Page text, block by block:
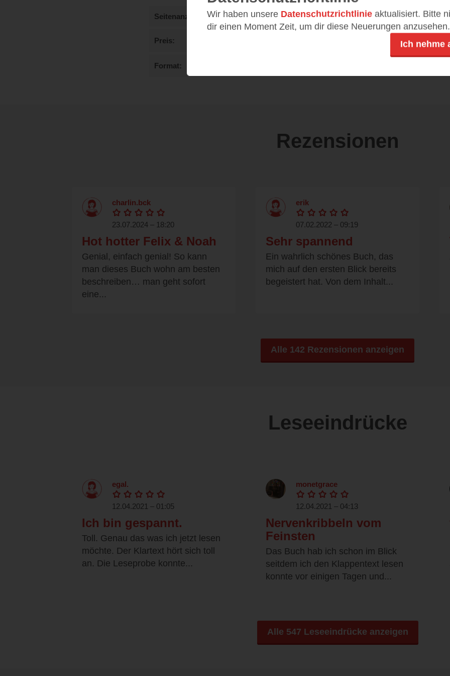
Seitenanzahl
Preis
Format
Rezensionen
charlin.bck
23.07.2024 – 18:20
Hot hotter Felix & Noah
Genial, einfach genial! So kann
man dieses Buch wohn am besten
beschreiben… man geht sofort
eine...
erik
07.02.2022 – 09:19
Sehr spannend
Ein wahrlich schönes Buch, das
mich auf den ersten Blick bereits
begeistert hat. Von dem Inhalt...
Alle 142 Rezensionen anzeigen
Leseeindrücke
egal.
12.04.2021 – 01:05
Ich bin gespannt.
Toll. Genau das was ich jetzt lesen
möchte. Der Klartext hört sich toll
an. Die Leseprobe konnte...
monetgrace
12.04.2021 – 04:13
Nervenkribbeln vom
Feinsten
Das Buch hab ich schon im Blick
seitdem ich den Klappentext lesen
konnte vor einigen Tagen und...
Alle 547 Leseeindrücke anzeigen
Wir haben unsere Datenschutzrichtlinie aktualisiert. Bitte
dir einen Moment Zeit, um dir diese Neuerungen anzusehen.
Ich nehme